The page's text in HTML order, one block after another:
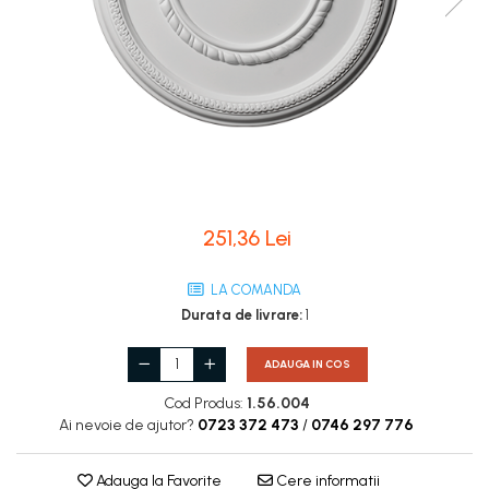
Coloane de interior
Baze coloane
Capiteluri coloane
Trunchiuri semicoloane
Rozete de interior
251,36 Lei
LA COMANDA
Durata de livrare:1
ADAUGA IN COS
Cod Produs: 1.56.004
Ai nevoie de ajutor? 0723 372 473 / 0746 297 776
Adauga la Favorite Cere informatii